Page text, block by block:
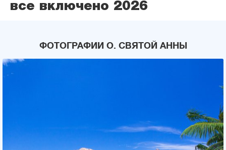
все включено 2026
ФОТОГРАФИИ О. СВЯТОЙ АННЫ